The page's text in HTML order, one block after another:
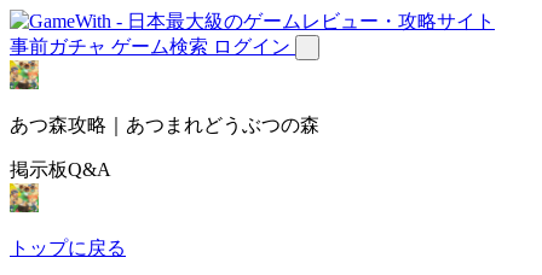
事前ガチャ ゲーム検索 ログイン
あつ森攻略｜あつまれどうぶつの森
掲示板Q&A
トップに戻る